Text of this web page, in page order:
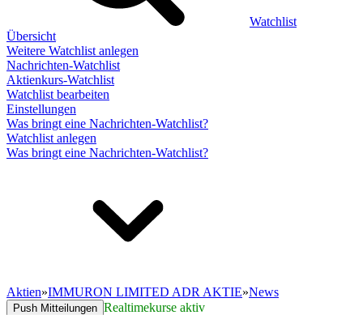
Watchlist
Übersicht
Weitere Watchlist anlegen
Nachrichten-Watchlist
Aktienkurs-Watchlist
Watchlist bearbeiten
Einstellungen
Was bringt eine Nachrichten-Watchlist?
Watchlist anlegen
Was bringt eine Nachrichten-Watchlist?
Aktien»IMMURON LIMITED ADR AKTIE»News
Push Mitteilungen Realtimekurse aktiv